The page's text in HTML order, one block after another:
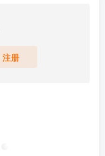
注册